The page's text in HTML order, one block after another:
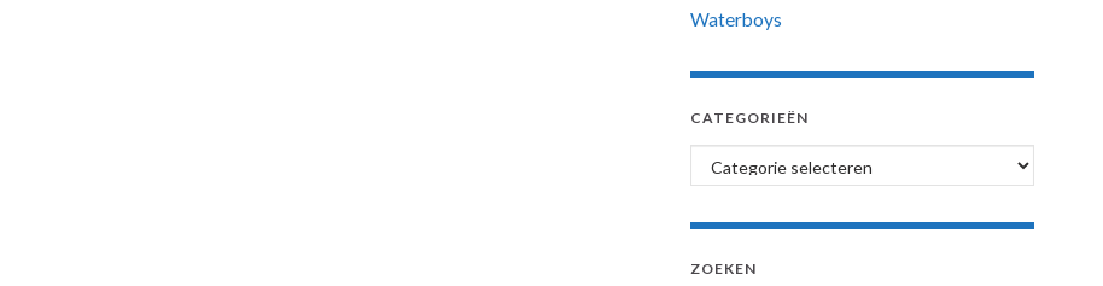
Waterboys
CATEGORIEËN
Categorieën
ZOEKEN